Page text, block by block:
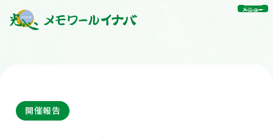
メニュー
開催報告